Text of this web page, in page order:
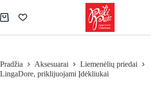
to
content
Pirkinių
Pradžia Aksesuarai
Liemenėlių priedai
LingaDore, priklijuojami Įdėkliukai